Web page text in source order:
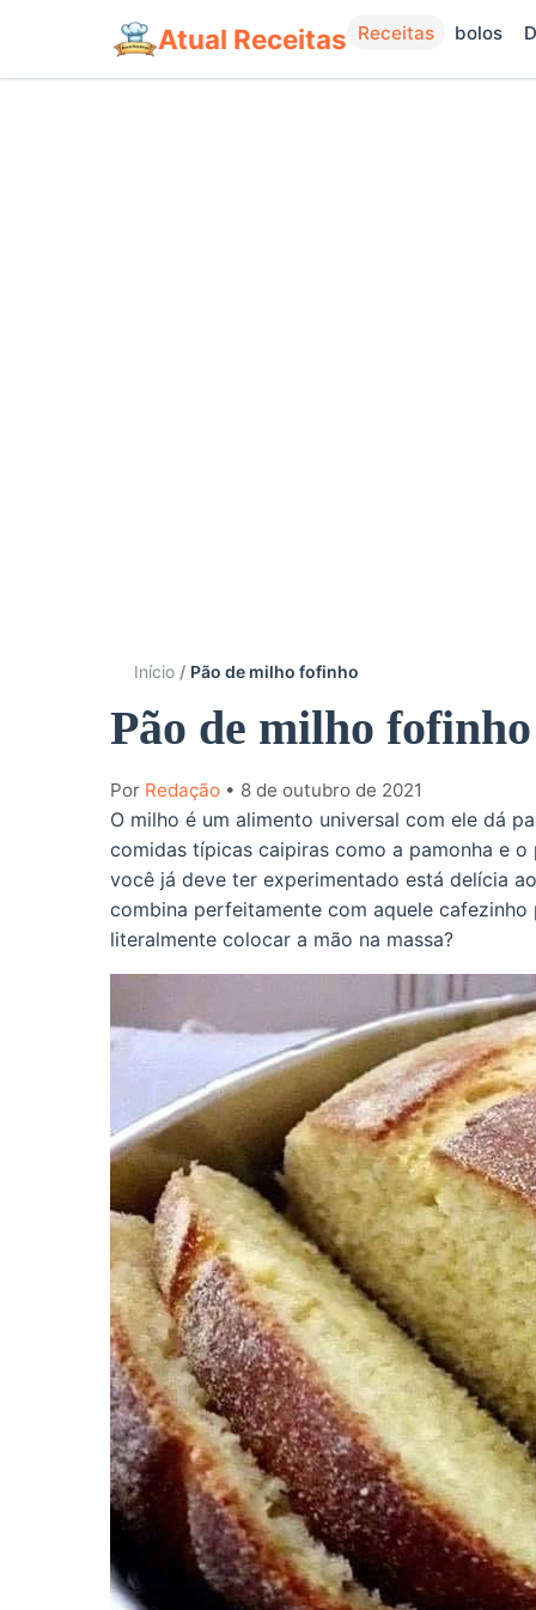
Atual Receitas Receitas bolos
Início Pão de milho fofinho
Pão de milho fofinho
Por Redação • 8 de outubro de 2021
O milho é um alimento universal com ele dá
comidas típicas caipiras como a pamonha e
você já deve ter experimentado está delícia
combina perfeitamente com aquele
literalmente colocar a mão na massa?